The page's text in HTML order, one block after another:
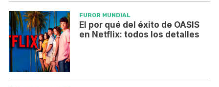
FUROR MUNDIAL
El por qué del éxito de OASIS
en Netflix: todos los detalles